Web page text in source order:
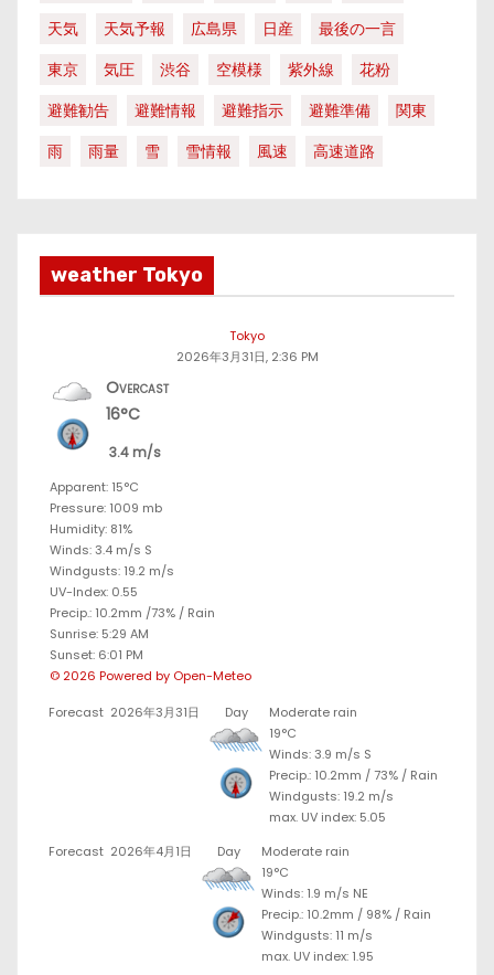
天気
天気予報 広島県 日産
最後の一言
東京
気圧 渋谷 空模様 紫外線
花粉
避難勧告
避難情報 避難指示 避難準備
関東
雨
雨量 雪 雪情報 風速 高速道路
weather Tokyo
Tokyo
2026年3月31日, 2:36 PM
Overcast
16°C
3.4 m/s
Apparent: 15°C
Pressure: 1009 mb
Humidity: 81%
Winds: 3.4 m/s S
Windgusts: 19.2 m/s
UV-Index: 0.55
Precip.: 10.2mm /73% / Rain
Sunrise: 5:29 AM
Sunset: 6:01 PM
© 2026 Powered by Open-Meteo
Forecast 2026年3月31日 Day
Moderate rain
19°C
Winds: 3.9 m/s S
Precip.: 10.2mm /73% / Rain
Windgusts: 19.2 m/s
max. UV index: 5.05
Forecast 2026年4月1日 Day
Moderate rain
19°C
Winds: 1.9 m/s NE
Precip.: 10.2mm / 98% / Rain
Windgusts: 11 m/s
max. UV index: 1.95